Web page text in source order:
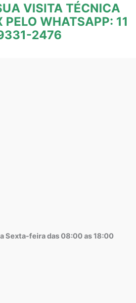
VISITA TÉCNICA
PELO WHATSAPP: 11
2476
Sexta-feira das 08:00 as 18:00